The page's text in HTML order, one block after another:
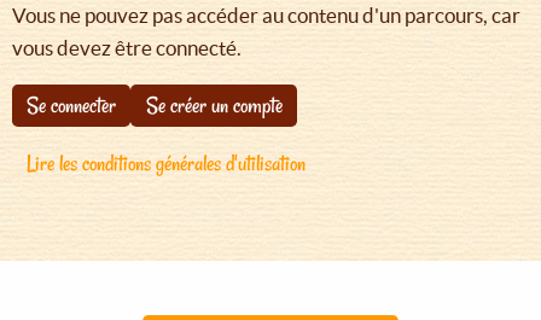
Vous ne pouvez pas accéder au contenu d'un parcours, car
vous devez être connecté.
Se connecter
Se créer un compte
Lire les conditions générales d'utilisation